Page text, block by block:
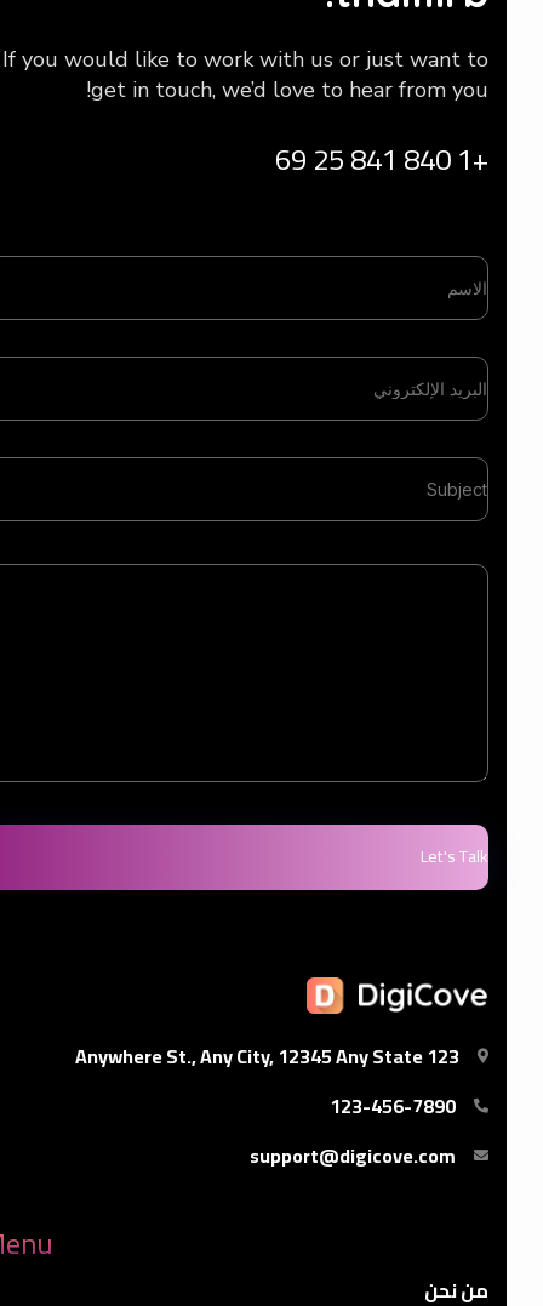
get in touch, we’d love to hear from you!
Let's Talk